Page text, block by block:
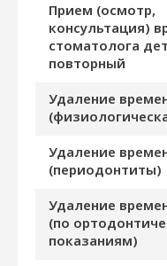
Прием (осмотр,
консультация)
стоматолога
повторный
Удаление
Удаление
(периодонтиты)
Удаление
(по
показаниям)